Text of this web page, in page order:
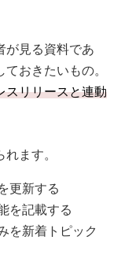
が見る資料であ
おきたいもの。
スリリースと連動
ます。
更新する
を記載する
を新着トピック